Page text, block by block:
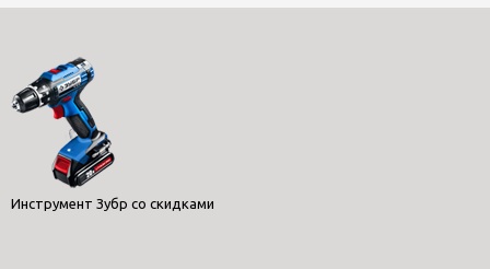
Инструмент Зубр со скидками